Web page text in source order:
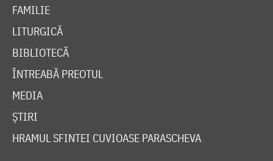
FAMILIE
LITURGICĂ
BIBLIOTECĂ
ÎNTREABĂ PREOTUL
MEDIA
ȘTIRI
HRAMUL SFINTEI CUVIOASE PARASCHEVA